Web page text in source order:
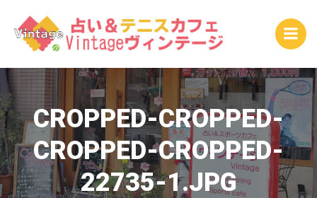
ン
テ
ツ
へ
ス
キ
ッ
プ
CROPPED-CROPPED-
CROPPED-CROPPED-
22735-1.JPG